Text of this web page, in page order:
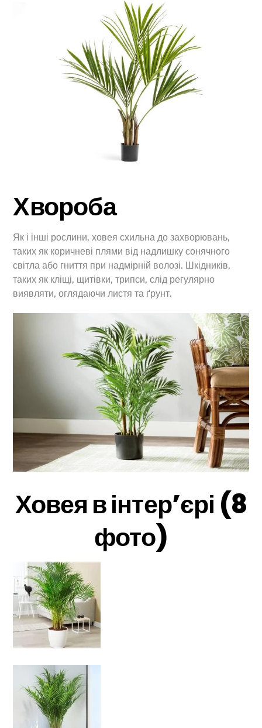
Хвороба
Як і інші рослини, ховея схильна до захворювань,
таких як коричневі плями від надлишку сонячного
світла або гниття при надмірній волозі. Шкідників,
таких як кліщі, щитівки, трипси, слід регулярно
виявляти, оглядаючи листя та ґрунт.
Ховея в інтер’єрі (8
фото)